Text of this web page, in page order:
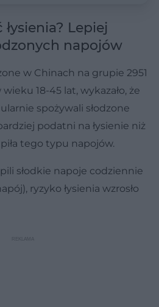
Lepiej
napojów
w Chinach na grupie 2951
18-45 lat, wykazało, że
spożywali słodzone
podatni na łysienie niż
tego typu napojów.
słodkie napoje codziennie
ryzyko łysienia wzrosło